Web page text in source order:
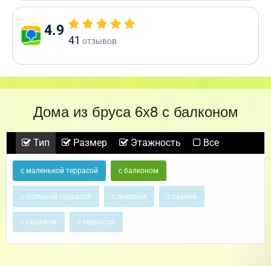
4.9
41 отзывов
Дома из бруса 6х8 с балконом
Тип Размер Этажность Все
с маленькой террасой с балконом
с большой террасой с эркером с сауной
с гаражом с террасой